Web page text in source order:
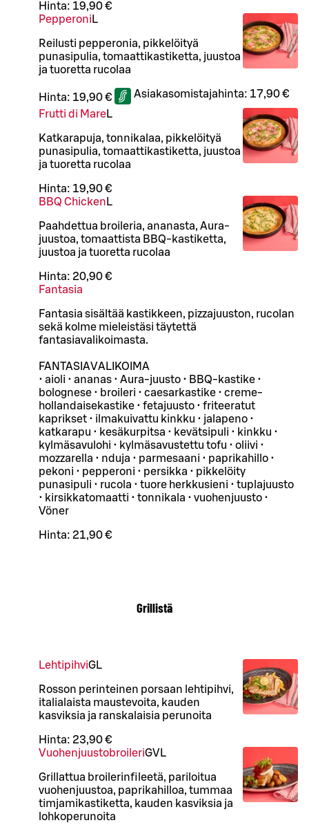
Hinta: 19,90 €
Pepperoni L
Reilusti pepperonia, pikkelöityä
punasipulia, tomaattikastiketta, juustoa
ja tuoretta rucolaa
Hinta: 19,90 € Asiakasomistajahinta: 17,90 €
Frutti di MareL
Katkarapuja, tonnikalaa, pikkelöityä
punasipulia, tomaattikastiketta, juustoa
ja tuoretta rucolaa
Hinta: 19,90 €
BBQ Chicken L
Paahdettua broileria, ananasta, Aura-
juustoa, tomaattista BBQ-kastiketta,
juustoa ja tuoretta rucolaa
Hinta: 20,90 €
Fantasia
Fantasia sisältää kastikkeen, pizzajuuston, rucolan
sekä kolme mieleistäsi täytettä
fantasiavalikoimasta.
FANTASIAVALIKOIMA
• aioli • ananas • Aura-juusto • BBQ-kastike •
bolognese • broileri • caesarkastike • creme-
hollandaisekastike • fetajuusto • friteeratut
kaprikset • ilmakuivattu kinkku • jalapeno •
katkarapu • kesäkurpitsa • kevätsipuli • kinkku •
kylmäsavulohi • kylmäsavustettu tofu • oliivi •
mozzarella • nduja • parmesaani • paprikahillo •
pekoni • pepperoni • persikka • pikkelöity
punasipuli • rucola • tuore herkkusieni • tuplajuusto
• kirsikkatomaatti • tonnikala • vuohenjuusto •
Vöner
Hinta: 21,90 €
Grillistä
LehtipihviGL
Rosson perinteinen porsaan lehtipihvi,
italialaista maustevoita, kauden
kasviksia ja ranskalaisia perunoita
Hinta: 23,90 €
VuohenjuustobroileriGVL
Grillattua broilerinfileetä, pariloitua
vuohenjuustoa, paprikahilloa, tummaa
timjamikastiketta, kauden kasviksia ja
lohkoperunoita